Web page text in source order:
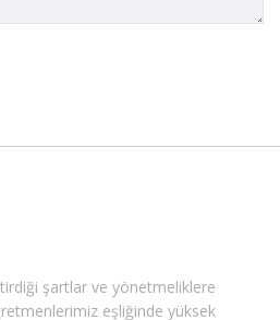
şartlar ve yönetmeliklere
eşliğinde yüksek